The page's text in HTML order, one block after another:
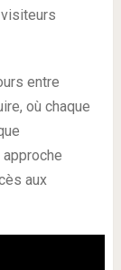
entre
où chaque
aux